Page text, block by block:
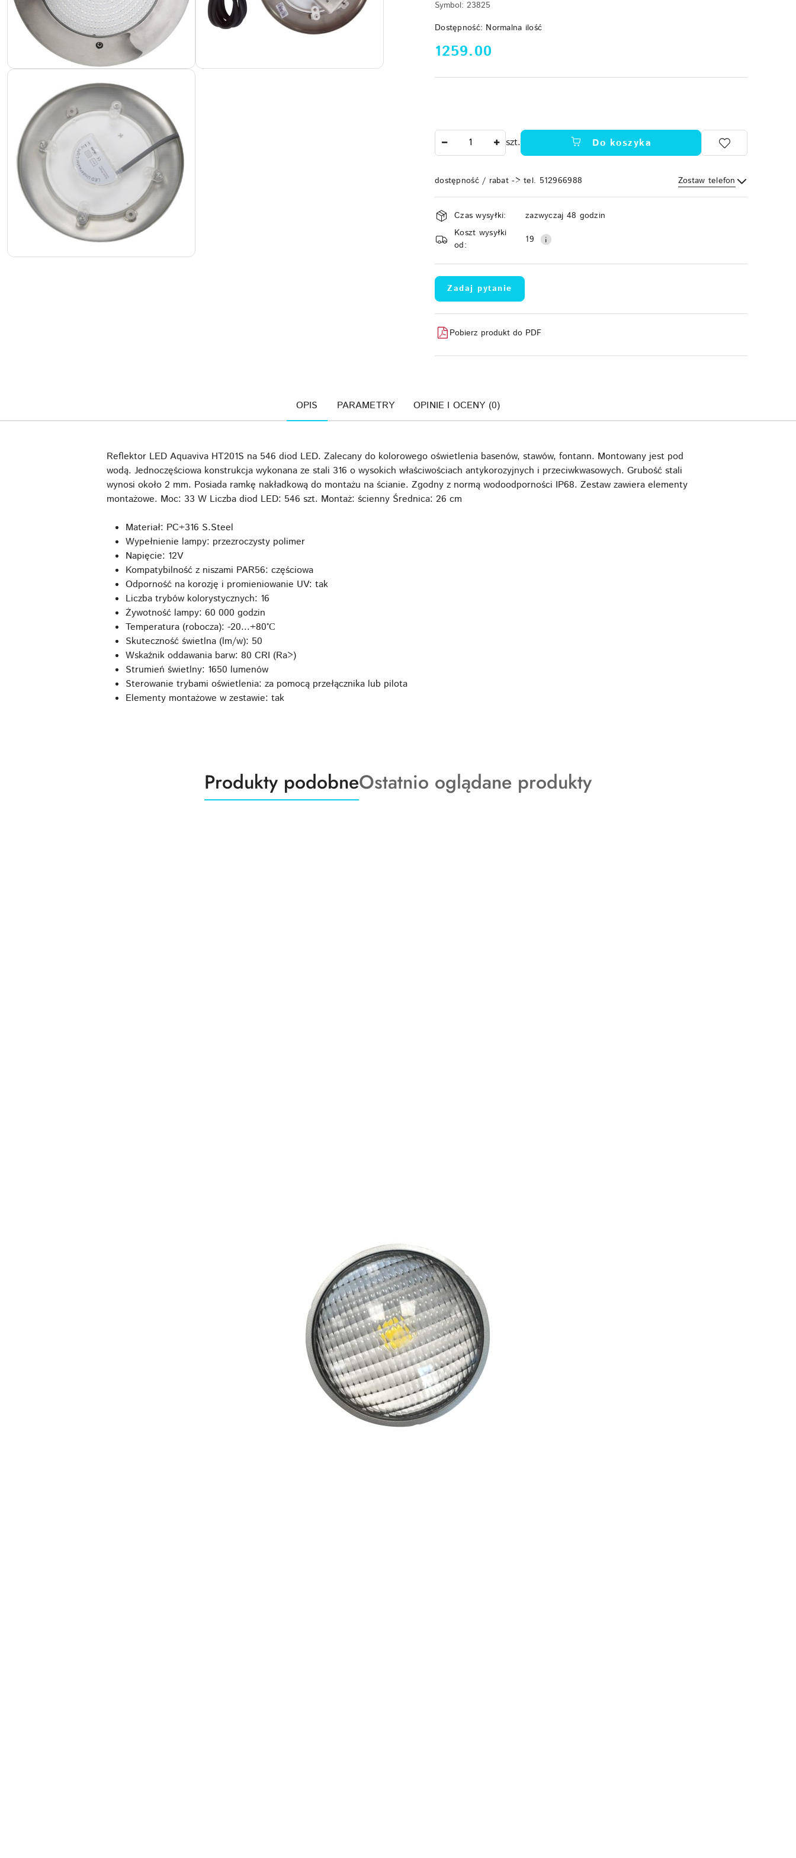
Symbol: 23825
Dostępność: Normalna ilość
cena:
1259.00
szt. Do koszyka
dostępność / rabat -> tel. 512966988 Zostaw telefon
Wyślij
Dostępność
i
dostawa
Czas wysyłki:
zazwyczaj 48 godzin
Koszt wysyłki
od:
19
Zadaj pytanie
Pobierz produkt do PDF
OPIS PARAMETRY OPINIE I OCENY (0)
Reflektor LED Aquaviva HT201S na 546 diod LED. Zalecany do kolorowego oświetlenia basenów, stawów, fontann. Montowany jest pod
wodą. Jednoczęściowa konstrukcja wykonana ze stali 316 o wysokich właściwościach antykorozyjnych i przeciwkwasowych. Grubość stali
wynosi około 2 mm. Posiada ramkę nakładkową do montażu na ścianie. Zgodny z normą wodoodporności IP68. Zestaw zawiera elementy
montażowe. Moc: 33 W Liczba diod LED: 546 szt. Montaż: ścienny Średnica: 26 cm
Materiał: PC+316 S.Steel
Wypełnienie lampy: przezroczysty polimer
Napięcie: 12V
Kompatybilność z niszami PAR56: częściowa
Odporność na korozję i promieniowanie UV: tak
Liczba trybów kolorystycznych: 16
Żywotność lampy: 60 000 godzin
Temperatura (robocza): -20...+80°С
Skuteczność świetlna (lm/w): 50
Wskaźnik oddawania barw: 80 CRI (Ra>)
Strumień świetlny: 1650 lumenów
Sterowanie trybami oświetlenia: za pomocą przełącznika lub pilota
Elementy montażowe w zestawie: tak
Produkty
o
Produkty podobneProdukty
o
Ostatnio oglądane produkty